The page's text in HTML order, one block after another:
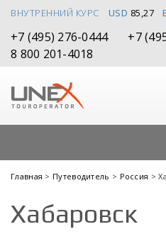
ВНУТРЕННИЙ КУРС USD 85,27
+7 (495) 276-0444
+7
8 800 201-4018
Главная > Путеводитель > Россия >
Хабаровск